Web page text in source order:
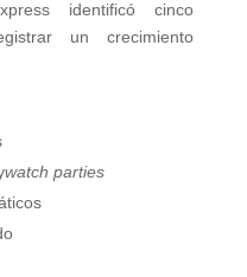
identificó cinco
un crecimiento
watch parties